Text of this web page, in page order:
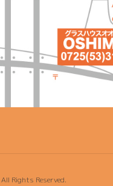
Rights Reserved.